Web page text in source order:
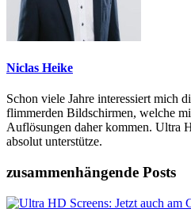
Niclas Heike
Schon viele Jahre interessiert mich
flimmerden Bildschirmen, welche
Auflösungen daher kommen. Ultra
absolut unterstütze.
zusammenhängende Posts